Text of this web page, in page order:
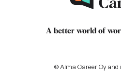
A better world of
© Alma Career Oy and